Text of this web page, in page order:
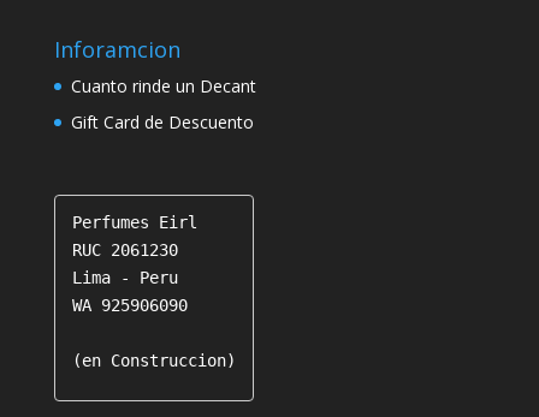
Inforamcion
Cuanto rinde un Decant
Gift Card de Descuento
Perfumes Eirl
RUC 2061230
Lima - Peru
WA 925906090
(en Construccion)